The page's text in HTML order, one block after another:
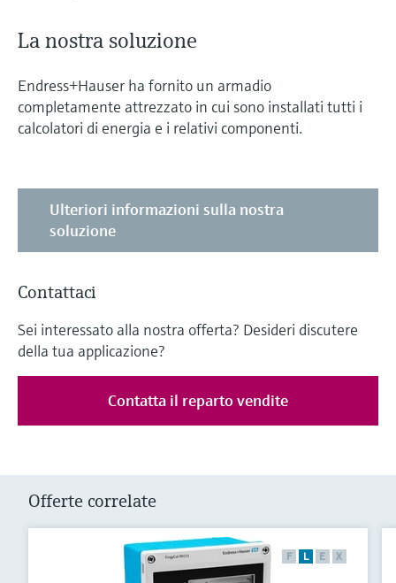
La nostra soluzione
Endress+Hauser ha fornito un armadio
completamente attrezzato in cui sono installati tutti i
calcolatori di energia e i relativi componenti.
Ulteriori informazioni sulla nostra
soluzione
Contattaci
Sei interessato alla nostra offerta? Desideri discutere
della tua applicazione?
Contatta il reparto vendite
Offerte correlate
F L E X